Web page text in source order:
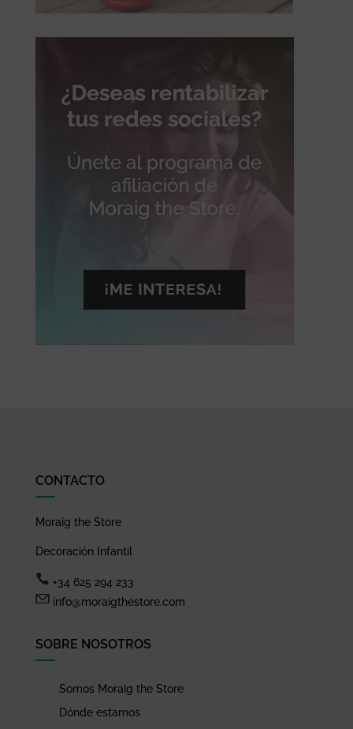
CONTACTO
Moraig the Store
Decoración Infantil
+34 625 294 233
info@moraigthestore.com
SOBRE NOSOTROS
Somos Moraig the Store
Dónde estamos